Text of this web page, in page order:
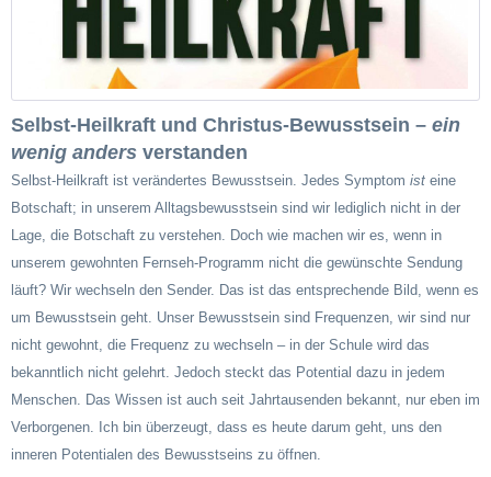
Selbst-Heilkraft und Christus-Bewusstsein – ein
wenig anders verstanden
Selbst-Heilkraft ist verändertes Bewusstsein. Jedes Symptom ist eine
Botschaft; in unserem Alltagsbewusstsein sind wir lediglich nicht in der
Lage, die Botschaft zu verstehen. Doch wie machen wir es, wenn in
unserem gewohnten Fernseh-Programm nicht die gewünschte Sendung
läuft? Wir wechseln den Sender. Das ist das entsprechende Bild, wenn es
um Bewusstsein geht. Unser Bewusstsein sind Frequenzen, wir sind nur
nicht gewohnt, die Frequenz zu wechseln – in der Schule wird das
bekanntlich nicht gelehrt. Jedoch steckt das Potential dazu in jedem
Menschen. Das Wissen ist auch seit Jahrtausenden bekannt, nur eben im
Verborgenen. Ich bin überzeugt, dass es heute darum geht, uns den
inneren Potentialen des Bewusstseins zu öffnen.